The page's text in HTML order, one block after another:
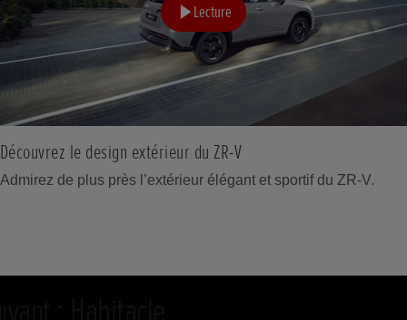
Lecture
Découvrez le design extérieur du ZR-V
Admirez de plus près l’extérieur élégant et sportif du ZR-V.